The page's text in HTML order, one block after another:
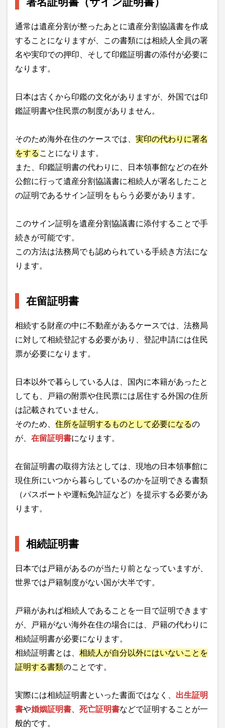
通常は遺産分割が整ったあとに遺産分割協議書を作成
することになりますが、この書類には相続人全員の署
名や実印での押印、そして印鑑証明書の添付が必要に
なります。
日本は古くから印鑑の文化がありますが、外国では印
鑑証明書や住民票の制度がありません。
そのため海外在住のケースでは、 実印の代わりに署名
をする ことになります。
また、印鑑証明書の代わりに、日本領事館などの在外
公館に行って遺産分割協議書に相続人が署名したこと
の証明であるサイン証明をもらう必要があります。
このサイン証明を遺産分割協議書に添付することで手
続きが可能です。
この方法は法務局でも認められている手続き方法にな
ります。
在留証明書
相続する財産の中に不動産があるケースでは、法務局
に対して相続登記する必要があり、登記申請には住民
票が必要になります。
日本以外で暮らしている人は、国内に本籍があったと
しても、戸籍の附票や住民票には居住する外国の住所
は記載されていません。
そのため、 住所を証明するものとして必要になるの
が、 在留証明書になります。
在留証明書の取得方法としては、現地の日本領事館に
現住所にいつから暮らしているのかを証明できる書類
（パスポートや運転免許証など）を提示する必要があ
ります。
相続証明書
日本では戸籍があるのが当たり前となっていますが、
世界では戸籍制度がない国が大半です。
戸籍があれば相続人であることを一目で証明できます
が、戸籍がない海外在住の場合には、戸籍の代わりに
相続証明書が必要になります。
相続証明書とは、 相続人が自分以外にはいないことを
証明する書類のことです。
実際には相続証明書といった書面ではなく、 出生証明
書や婚姻証明書 死亡証明書などで証明することが一
般的です。